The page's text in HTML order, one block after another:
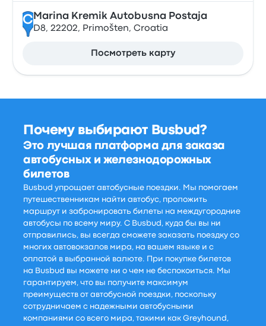
CMarina Kremik Autobusna Postaja
D8, 22202, Primošten, Croatia
Посмотреть карту
Почему выбирают Busbud?
Это лучшая платформа для заказа
автобусных и железнодорожных
билетов
Busbud упрощает автобусные поездки. Мы помогаем
путешественникам найти автобус, проложить
маршрут и забронировать билеты на междугородние
автобусы по всему миру. С Busbud, куда бы вы ни
отправились, вы всегда сможете заказать поездку со
многих автовокзалов мира, на вашем языке и с
оплатой в выбранной валюте. При покупке билетов
на Busbud вы можете ни о чем не беспокоиться. Мы
гарантируем, что вы получите максимум
преимуществ от автобусной поездки, поскольку
сотрудничаем с надежными автобусными
компаниями со всего мира, такими как Greyhound,